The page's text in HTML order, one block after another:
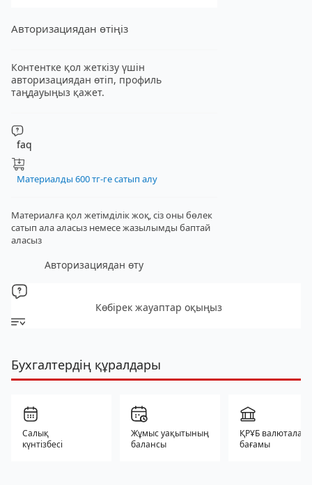
Авторизациядан өтіңіз
Контентке қол жеткізу үшін
авторизациядан өтіп, профиль
таңдауыңыз қажет.
faq
Материалды 600 тг-ге сатып алу
Материалға қол жетімділік жоқ, сіз оны бөлек
сатып ала аласыз немесе жазылымды баптай
аласыз
Авторизациядан өту
Көбірек жауаптар оқыңыз
Бухгалтердің құралдары
Салық
күнтізбесі
Жұмыс уақытының
балансы
ҚРҰБ валюталар
бағамы